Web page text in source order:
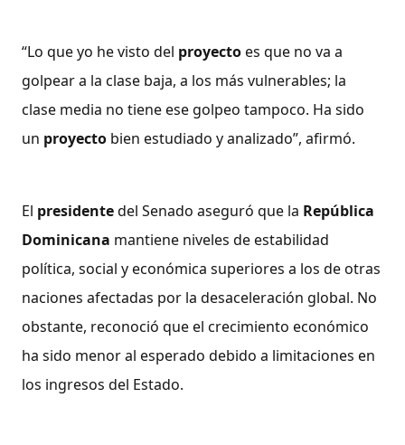
“Lo que yo he visto del proyectoes que no va a
golpear a la clase baja, a los más vulnerables; la
clase media no tiene ese golpeo tampoco. Ha sido
un proyecto bien estudiado y analizado”, afirmó.
El presidentedel Senado aseguró que la República
Dominicana mantiene niveles de estabilidad
política, social y económica superiores a los de otras
naciones afectadas por la desaceleración global. No
obstante, reconoció que el crecimiento económico
ha sido menor al esperado debido a limitaciones en
los ingresos del Estado.